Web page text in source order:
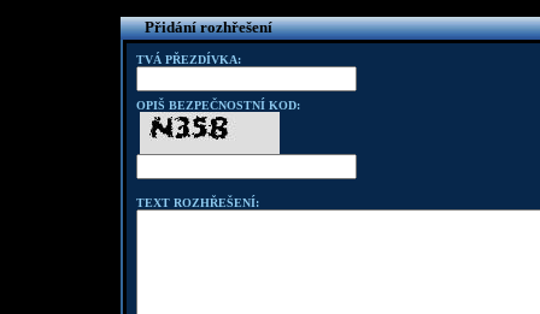
Přidání rozhřešení
TVÁ PŘEZDÍVKA:
OPIŠ BEZPEČNOSTNÍ KOD:
TEXT ROZHŘEŠENÍ: